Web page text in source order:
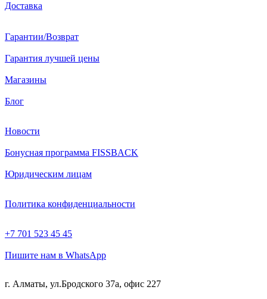
Доставка
Гарантии/Возврат
Гарантия лучшей цены
Магазины
Блог
Новости
Бонусная программа FISSBACK
Юридическим лицам
Политика конфиденциальности
+7 701 523 45 45
Пишите нам в WhatsApp
г. Алматы, ул.Бродского 37а, офис 227